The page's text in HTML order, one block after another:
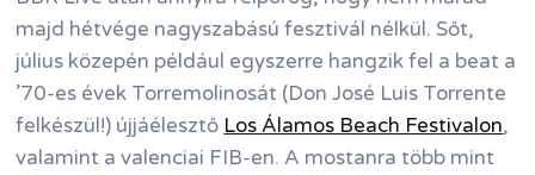
majd hétvége nagyszabású fesztivál nélkül. Sőt,
július közepén például egyszerre hangzik fel a beat a
’70-es évek Torremolinosát (Don José Luis Torrente
felkészül!) újjáélesztő Los Álamos Beach Festivalon,
valamint a valenciai FIB-en. A mostanra több mint